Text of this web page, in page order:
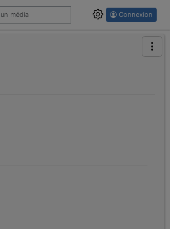
Connexion